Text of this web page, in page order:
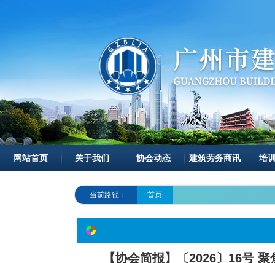
网站首页 关于我们 协会动态 建筑劳务商讯 培
当前路径： 首页
【协会简报】〔2026〕16号